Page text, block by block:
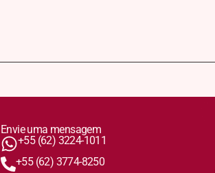
Envie uma mensagem
+55 (62) 3224-1011
+55 (62) 3774-8250